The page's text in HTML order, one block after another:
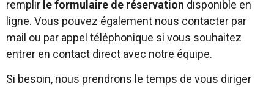
remplir le formulaire de réservation disponible en
ligne. Vous pouvez également nous contacter par
mail ou par appel téléphonique si vous souhaitez
entrer en contact direct avec notre équipe.
Si besoin, nous prendrons le temps de vous diriger